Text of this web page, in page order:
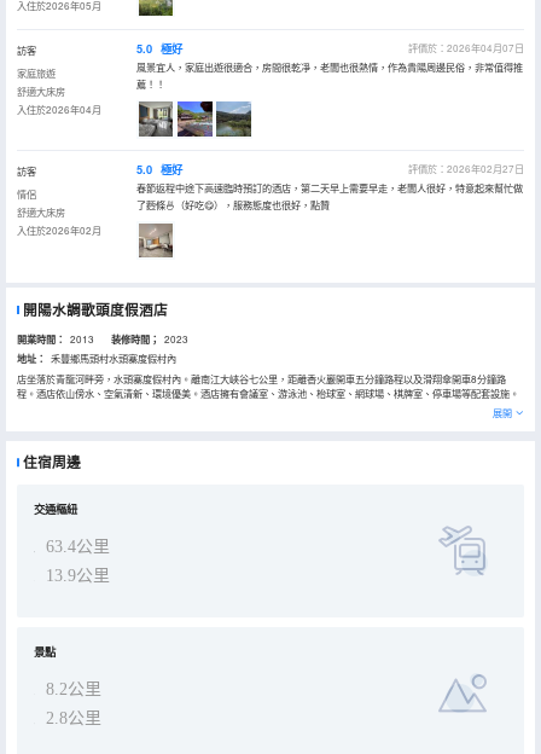
入住於2026年05月
訪客
家庭旅遊
舒適大床房
入住於2026年04月
5.0 極好
評價於：2026年04月07日
風景宜人，家庭出遊很適合，房間很乾凈，老闆也很熱情，作為貴陽周邊民俗，非常值得推
薦！！
訪客
情侶
舒適大床房
入住於2026年02月
5.0 極好
評價於：2026年02月27日
春節返程中途下高速臨時預訂的酒店，第二天早上需要早走，老闆人很好，特意起來幫忙做
了麪條🍜（好吃😋），服務態度也很好，點贊
開陽水調歌頭度假酒店
開業時間： 2013 装修時間； 2023
地址：
禾豐鄉馬頭村水頭寨度假村內
店坐落於青龍河畔旁，水頭寨度假村內。離南江大峽谷七公里，距離香火巖開車五分鐘路程以及滑翔傘開車8分鐘路
程。酒店依山傍水、空氣清新、環境優美。酒店擁有會議室、游泳池、枱球室、網球場、棋牌室、停車場等配套設施。
酒店共三層樓，一樓大廳為休息區，二、三樓為客房。酒店房間開間大，通風采光好。客房的床、櫃子、茶機、座椅等
展開
住宿周邊
交通樞紐
63.4公里
13.9公里
景點
8.2公里
2.8公里